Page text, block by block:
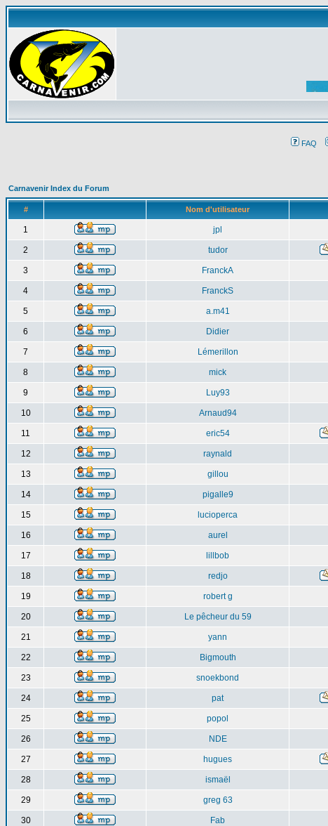
FAQ
Carnavenir Index du Forum
# Nom d'utilisateur
1 jpl
2 tudor
3 FranckA
4 FranckS
5 a.m41
6 Didier
7 Lémerillon
8 mick
9 Luy93
10 Arnaud94
11 eric54
12 raynald
13 gillou
14 pigalle9
15 lucioperca
16 aurel
17 lillbob
18 redjo
19 robert g
20 Le pêcheur du 59
21 yann
22 Bigmouth
23 snoekbond
24 pat
25 popol
26 NDE
27 hugues
28 ismaël
29 greg 63
30 Fab